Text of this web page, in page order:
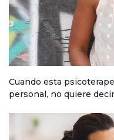
Cuando esta
personal, no quiere